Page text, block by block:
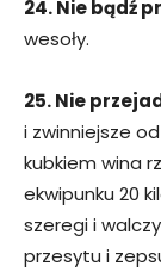
24. Nie bądź
wesoły.
25. Nie
i zwinniejsze
kubkiem wina
ekwipunku 20
szeregi i
przesytu i